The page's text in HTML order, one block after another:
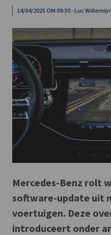
14/04/2025 OM 09:30 - Luc
Mercedes-Benz rolt
software-update uit
voertuigen. Deze
introduceert onder